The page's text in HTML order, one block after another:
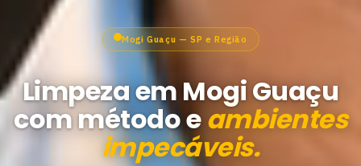
Mogi Guaçu — SP e Região
Limpeza em Mogi Guaçu
com método eambientes
impecáveis.